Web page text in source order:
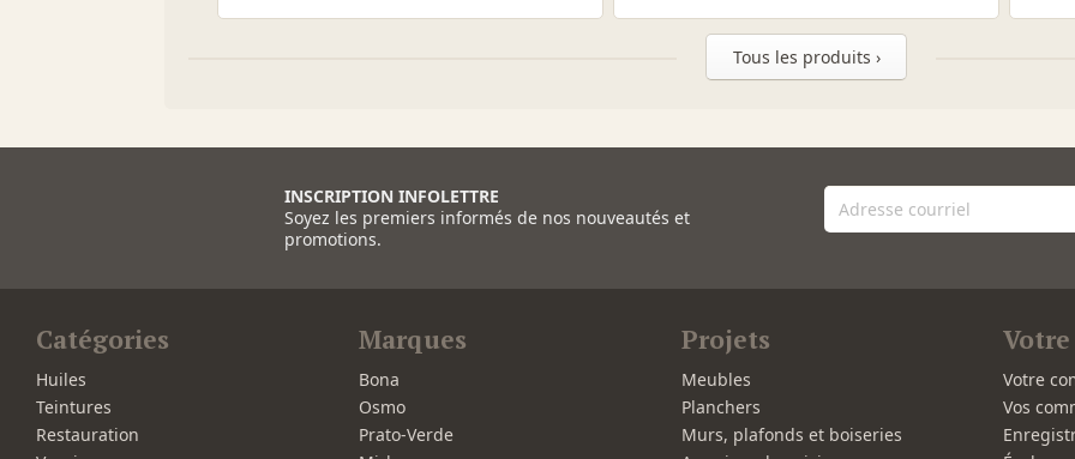
Tous les produits ›
INSCRIPTION INFOLETTRE
Soyez les premiers informés de nos nouveautés et
promotions.
Catégories
Huiles
Teintures
Restauration
Marques
Bona
Osmo
Prato-Verde
Projets
Meubles
Planchers
Murs, plafonds et boiseries
Votre
Vos